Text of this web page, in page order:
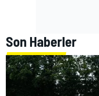
Son Haberler